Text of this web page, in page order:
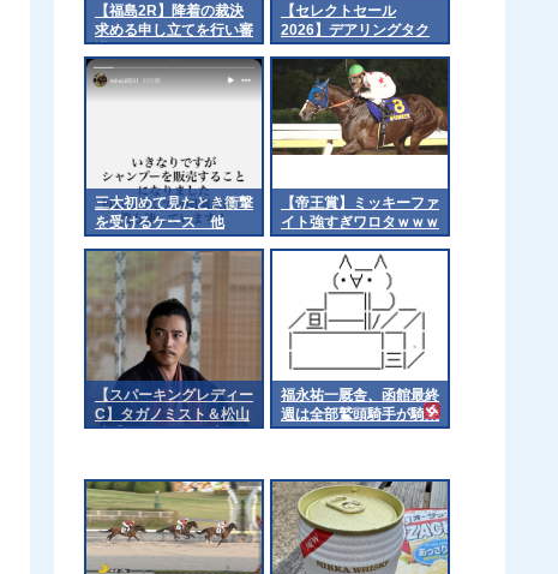
【福島2R】降着の裁決
求める申し立てを行い審
議
【セレクトセール
2026】デアリングタク
トの2026（父イクイノ
ックス）3億3千万円で
落札 他
三大初めて見たとき衝撃
を受けるケース 他
【帝王賞】ミッキーファ
イト強すぎワロタｗｗｗ
【スパーキングレディー
C】タガノミスト＆松山
騎手がｷﾀ━━━━(ﾟ
福永祐一厩舎、函館最終
週は全部鷲頭騎手が騎乗